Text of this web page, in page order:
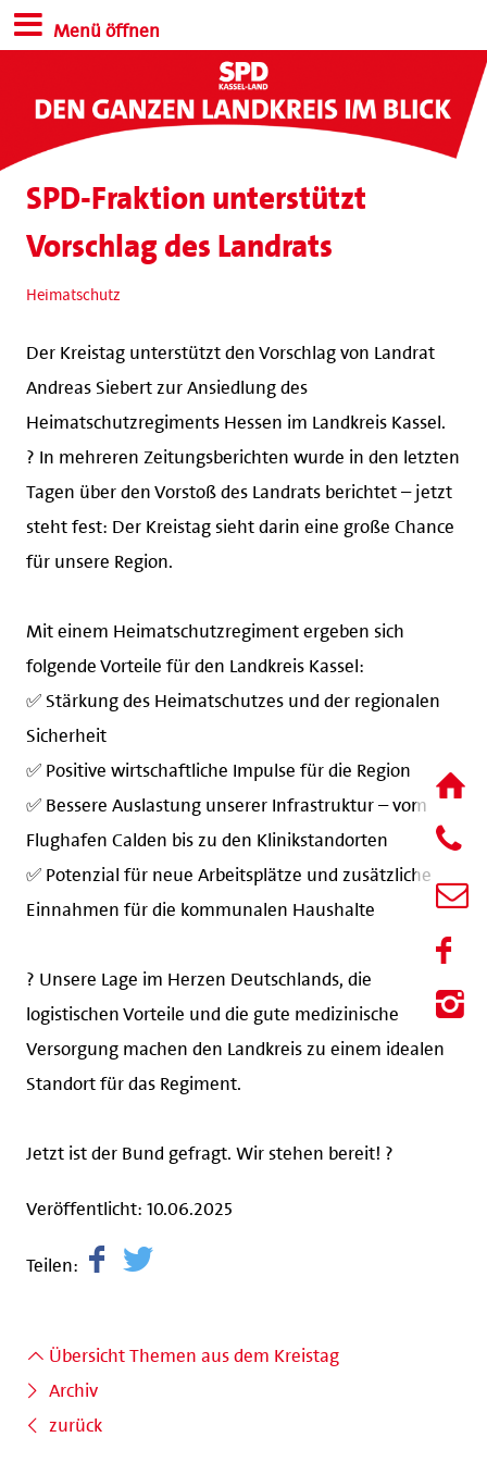
Menü öffnen
SPD-Fraktion unterstützt
Vorschlag des Landrats
Heimatschutz
Der Kreistag unterstützt den Vorschlag von Landrat
Andreas Siebert zur Ansiedlung des
Heimatschutzregiments Hessen im Landkreis Kassel.
?️ In mehreren Zeitungsberichten wurde in den letzten
Tagen über den Vorstoß des Landrats berichtet – jetzt
steht fest: Der Kreistag sieht darin eine große Chance
für unsere Region.
Mit einem Heimatschutzregiment ergeben sich
folgende Vorteile für den Landkreis Kassel:
✅ Stärkung des Heimatschutzes und der regionalen
Sicherheit
✅ Positive wirtschaftliche Impulse für die Region
✅ Bessere Auslastung unserer Infrastruktur – vom
Flughafen Calden bis zu den Klinikstandorten
✅ Potenzial für neue Arbeitsplätze und zusätzliche
Einnahmen für die kommunalen Haushalte
? Unsere Lage im Herzen Deutschlands, die
logistischen Vorteile und die gute medizinische
Versorgung machen den Landkreis zu einem idealen
Standort für das Regiment.
Jetzt ist der Bund gefragt. Wir stehen bereit! ?
Veröffentlicht: 10.06.2025
Teilen:
Übersicht Themen aus dem Kreistag
Archiv
zurück